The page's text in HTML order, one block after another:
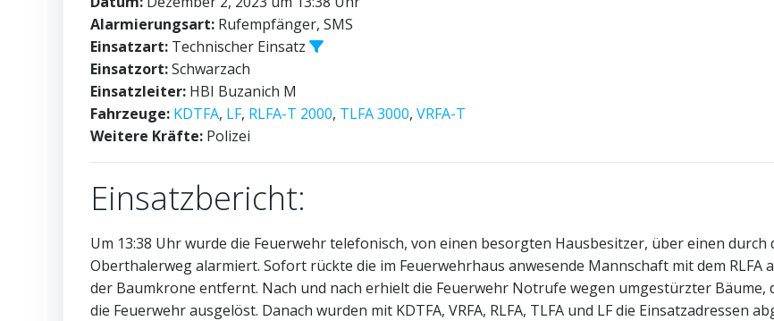
Alarmierungsart: Rufempfänger, SMS
Einsatzart: Technischer Einsatz
Einsatzort:Schwarzach
Einsatzleiter: HBI Buzanich M
Fahrzeuge: KDTFA, LF, RLFA-T 2000, TLFA 3000, VRFA-T
Weitere Kräfte: Polizei
Einsatzbericht:
Um 13:38 Uhr wurde die Feuerwehr telefonisch, von einen besorgten Hausbesitzer, über einen
Oberthalerweg alarmiert. Sofort rückte die im Feuerwehrhaus anwesende Mannschaft mit dem RLFA
der Baumkrone entfernt. Nach und nach erhielt die Feuerwehr Notrufe wegen umgestürzter
die Feuerwehr ausgelöst. Danach wurden mit KDTFA, VRFA, RLFA, TLFA und LF die Einsatzadressen